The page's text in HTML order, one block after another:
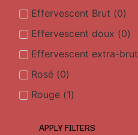
Effervescent Brut (0)
Effervescent doux (0)
Effervescent extra-brut
Rosé (0)
Rouge (1)
APPLY FILTERS